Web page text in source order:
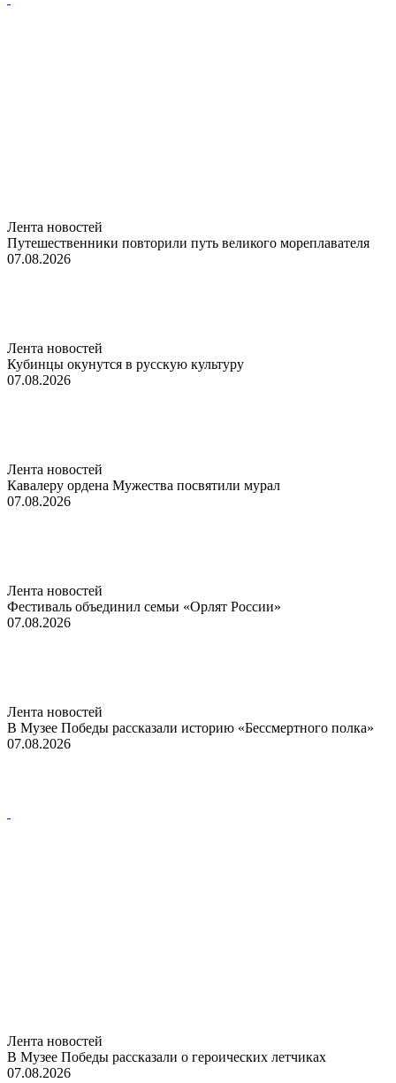
Лента новостей
Путешественники повторили путь великого мореплавателя
07.08.2026
Лента новостей
Кубинцы окунутся в русскую культуру
07.08.2026
Лента новостей
Кавалеру ордена Мужества посвятили мурал
07.08.2026
Лента новостей
Фестиваль объединил семьи «Орлят России»
07.08.2026
Лента новостей
В Музее Победы рассказали историю «Бессмертного полка»
07.08.2026
Лента новостей
В Музее Победы рассказали о героических летчиках
07.08.2026